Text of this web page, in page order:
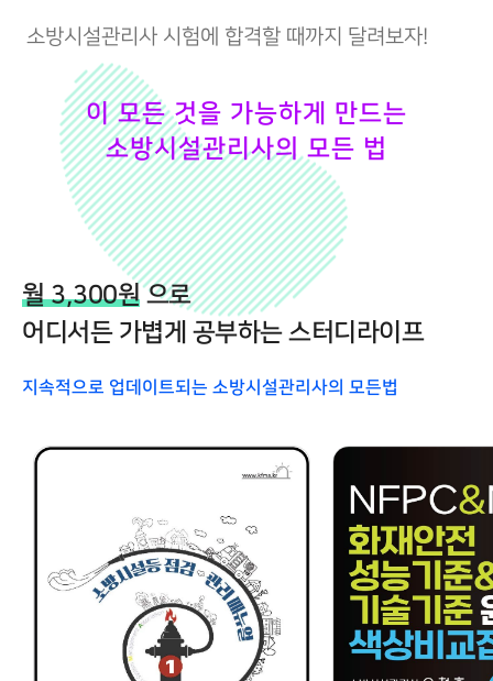
소방시설관리사 시험에 합격할 때까지 달려보자!
이 모든 것을 가능하게 만드는
소방시설관리사의 모든 법
월 3,300원으로
어디서든 가볍게 공부하는 스터디라이프
지속적으로 업데이트되는 소방시설관리사의 모든법